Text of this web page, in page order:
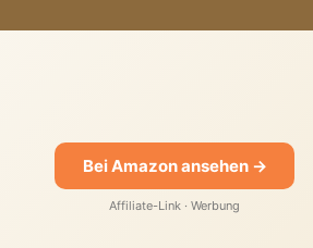
Bei Amazon ansehen →
Affiliate-Link · Werbung